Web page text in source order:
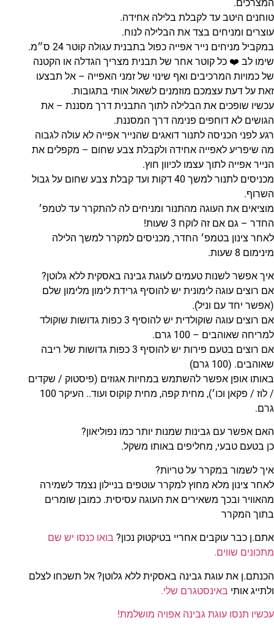
המצרכים.
טוחנים היטב עד לקבלת בלילה אחידה.
עוצרים ומניחים בצד את הבלילה לנוח.
במקביל מניחים נייר אפייה כפול בתבנית עגולה קוטר 24 ס״מ.
שימו לב ❤️ כל קוטר אחר של תבנית מצריך הגדלה או הקטנה
של כמויות המרכיבים ואף שינוי של זמני האפייה – אל תבצעו
זאת על דעת עצמכם מוזמנים לשאול אותי בתגובות.
עכשיו שופכים את הבלילה לתוך התבנית דרך מסננת – את
הגושים לא דוחפים פנימה דרך המסננת.
רגע לפני הכניסה לתנור דואגים שהנייר אפייה לא עולה לגבוה
מה שיפריע לאפייה אחידה ולקבלת צבע שחום – מקפלים את
הנייר אפייה לתוך עצמו לכיוון חוץ.
מכניסים לתנור למשך 40 דקות ועד קבלת צבע שחום על גבול
השרוף.
מוציאים את העוגה מהתנור ומניחים לה להתקרר עד לטמפ׳
החדר – גם אם זה לוקח 3 שעות!
לאחר צינון בטמפ׳ החדר, מכניסים למקרר למשך הלילה
מינימום 8 שעות.
איך אפשר לשנות טעמים לעוגת גבינה באסקית ללא גלוטן?
אם רוצים עוגה לימונית יש להוסיף גרידת לימון מלימון שלם
(אפשר יחד עם וניל).
אם רוצים עוגה שוקולדית יש להוסיף 3 כפות גדושות שוקולד
למריחה שאוהבים – 100 גרם.
אם רוצים בטעם פירות יש להוסיף 3 כפות גדושות של ריבה
שאוהבים. (100 גרם)
באותו אופן אפשר להשתמש במחיות אגוזים (פיסטוק / שקדים
/ לוז / פקאן וכו׳), מחית קפה, מחית קוקוס ועוד.. העיקר 100
גרם.
האם אפשר עם גבינות שמנות יותר כמו נפוליאון?
כן בטעם טבעי, מחליפים באותו משקל.
איך לשמור במקרר על טריות?
לאחר צינון מלא מחוץ למקרר עוטפים בניילון נצמד לשמירה
מהאוויר ובכך משאירים את העוגה עסיסית. כמובן שומרים
בתוך המקרר
אתם.ן כבר עוקבים אחריי בטיקטוק נכון? בואו כנסו יש שם
מתכונים שווים.
הכנתם.ן את עוגת גבינה באסקית ללא גלוטן? אל תשכחו לצלם
ולתייג אותי באינסטגרם שלי.
עכשיו תנסו עוגת גבינה אפויה מושלמת!